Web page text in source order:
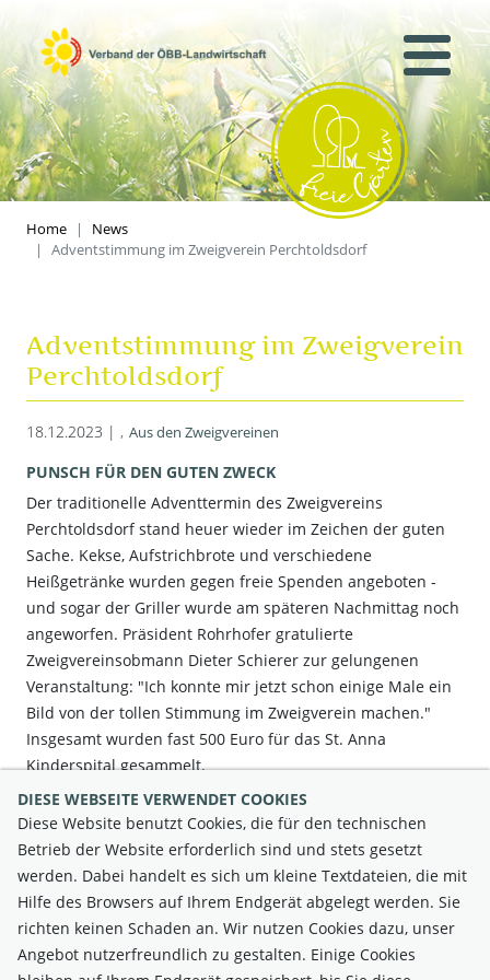
Home
News
Adventstimmung im Zweigverein Perchtoldsdorf
Adventstimmung im Zweigverein
Perchtoldsdorf
18.12.2023 | Aus den Zweigvereinen
PUNSCH FÜR DEN GUTEN ZWECK
Der traditionelle Adventtermin des Zweigvereins
Perchtoldsdorf stand heuer wieder im Zeichen der guten
Sache. Kekse, Aufstrichbrote und verschiedene
Heißgetränke wurden gegen freie Spenden angeboten -
und sogar der Griller wurde am späteren Nachmittag noch
angeworfen. Präsident Rohrhofer gratulierte
Zweigvereinsobmann Dieter Schierer zur gelungenen
Veranstaltung: "Ich konnte mir jetzt schon einige Male ein
Bild von der tollen Stimmung im Zweigverein machen."
Insgesamt wurden fast 500 Euro für das St. Anna
Kinderspital gesammelt.
Foto: Vereinsobmann Schierer und Präsident Rohrhofer beim
Punschen
DIESE WEBSEITE VERWENDET COOKIES
Diese Website benutzt Cookies, die für den technischen
Betrieb der Website erforderlich sind und stets gesetzt
werden. Dabei handelt es sich um kleine Textdateien, die mit
Hilfe des Browsers auf Ihrem Endgerät abgelegt werden. Sie
richten keinen Schaden an. Wir nutzen Cookies dazu, unser
Angebot nutzerfreundlich zu gestalten. Einige Cookies